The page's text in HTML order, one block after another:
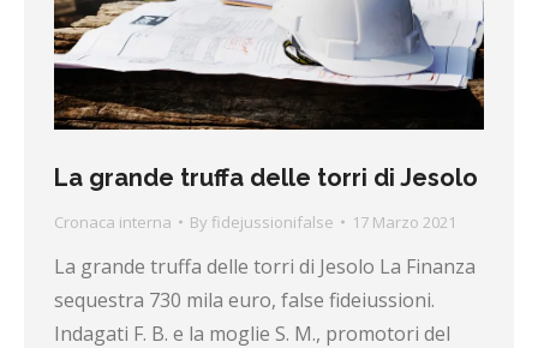
La grande truffa delle torri di Jesolo
Cronaca interna By fidejussionifalse 17 Marzo 2021
La grande truffa delle torri di Jesolo La Finanza
sequestra 730 mila euro, false fideiussioni.
Indagati F. B. e la moglie S. M., promotori del